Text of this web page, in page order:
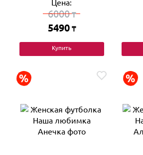
Цена:
6000₸
5490 ₸
Купить